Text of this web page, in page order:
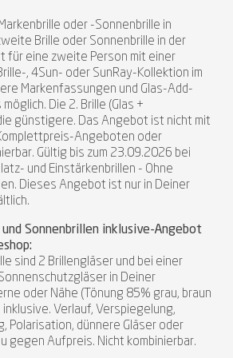
oder -Sonnenbrille in
Brille oder Sonnenbrille in der
für eine zweite Person mit einer
, 4Sun- oder SunRay-Kollektion im
Markenfassungen und Glas-Add-
Die 2. Brille (Glas +
günstigere. Das Angebot ist nicht mit
Angeboten oder
Gültig bis zum 23.09.2026 bei
und Einstärkenbrillen - Ohne
Dieses Angebot ist nur in Deiner
Sonnenbrillen inklusive-Angebot
sind 2 Brillengläser und bei einer
in Deiner
oder Nähe (Tönung 85% grau, braun
Verlauf, Verspiegelung,
Polarisation, dünnere Gläser oder
gegen Aufpreis. Nicht kombinierbar.